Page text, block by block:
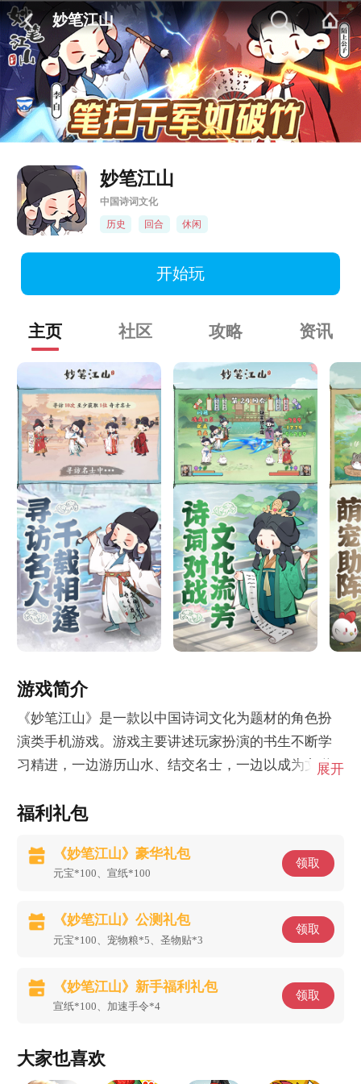
妙笔江山
妙笔江山
中国诗词文化
历史
回合 休闲
开始玩
主页 社区 攻略 资讯
游戏简介
展开
《妙笔江山》是一款以中国诗词文化为题材的角色扮
演类手机游戏。游戏主要讲述玩家扮演的书生不断学
习精进，一边游历山水、结交名士，一边以成为文道
福利礼包
《妙笔江山》豪华礼包
元宝*100、宣纸*100
领取
《妙笔江山》公测礼包
元宝*100、宠物粮*5、圣物贴*3
领取
《妙笔江山》新手福利礼包
宣纸*100、加速手令*4
领取
大家也喜欢